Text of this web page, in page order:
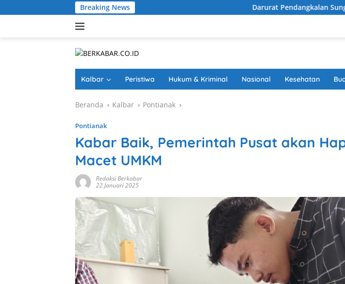
ke
Breaking News Darurat Pendangkalan Sungai Kapuas,
Kalbar Peristiwa Hukum & Kriminal Nasional Kesehatan
Beranda Kalbar Pontianak
Pontianak
Kabar Baik, Pemerintah Pusat akan
Macet UMKM
Redaksi Berkabar
22 Januari 2025